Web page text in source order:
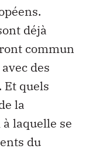
déjà
commun
des
Et quels
la
laquelle se
du